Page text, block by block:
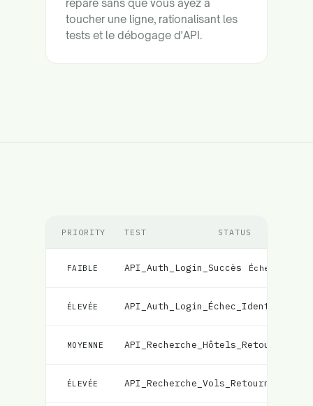
répare sans que vous ayez à
toucher une ligne, rationalisant les
tests et le débogage d'API.
PRIORITY TEST STATUS
FAIBLE API_Auth_Login_Succès Échec
ÉLEVÉE
MOYENNE
ÉLEVÉE